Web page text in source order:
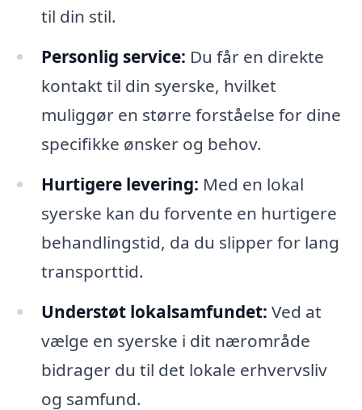
til din stil.
Personlig service: Du får en direkte
kontakt til din syerske, hvilket
muliggør en større forståelse for dine
specifikke ønsker og behov.
Hurtigere levering: Med en lokal
syerske kan du forvente en hurtigere
behandlingstid, da du slipper for lang
transporttid.
Understøt lokalsamfundet: Ved at
vælge en syerske i dit nærområde
bidrager du til det lokale erhvervsliv
og samfund.